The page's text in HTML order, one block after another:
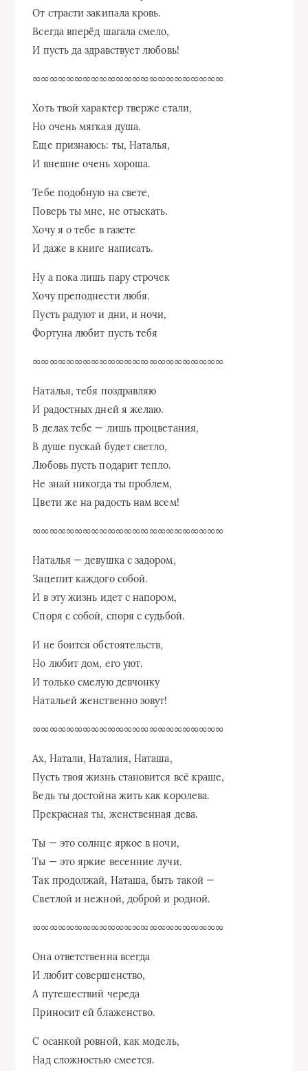
От страсти закипала кровь.
Всегда вперёд шагала смело,
И пусть да здравствует любовь!
∞∞∞∞∞∞∞∞∞∞∞∞∞∞∞∞∞∞∞∞∞∞∞
Хоть твой характер тверже стали,
Но очень мягкая душа.
Еще признаюсь: ты, Наталья,
И внешне очень хороша.
Тебе подобную на свете,
Поверь ты мне, не отыскать.
Хочу я о тебе в газете
И даже в книге написать.
Ну а пока лишь пару строчек
Хочу преподнести любя.
Пусть радуют и дни, и ночи,
Фортуна любит пусть тебя
∞∞∞∞∞∞∞∞∞∞∞∞∞∞∞∞∞∞∞∞∞∞∞
Наталья, тебя поздравляю
И радостных дней я желаю.
В делах тебе — лишь процветания,
В душе пускай будет светло,
Любовь пусть подарит тепло.
Не знай никогда ты проблем,
Цвети же на радость нам всем!
∞∞∞∞∞∞∞∞∞∞∞∞∞∞∞∞∞∞∞∞∞∞∞
Наталья — девушка с задором,
Зацепит каждого собой.
И в эту жизнь идет с напором,
Споря с собой, споря с судьбой.
И не боится обстоятельств,
Но любит дом, его уют.
И только смелую девчонку
Натальей женственно зовут!
∞∞∞∞∞∞∞∞∞∞∞∞∞∞∞∞∞∞∞∞∞∞∞
Ах, Натали, Наталия, Наташа,
Пусть твоя жизнь становится всё краше,
Ведь ты достойна жить как королева.
Прекрасная ты, женственная дева.
Ты — это солнце яркое в ночи,
Ты — это яркие весенние лучи.
Так продолжай, Наташа, быть такой —
Светлой и нежной, доброй и родной.
∞∞∞∞∞∞∞∞∞∞∞∞∞∞∞∞∞∞∞∞∞∞∞
Она ответственна всегда
И любит совершенство,
А путешествий череда
Приносит ей блаженство.
С осанкой ровной, как модель,
Над сложностью смеется.